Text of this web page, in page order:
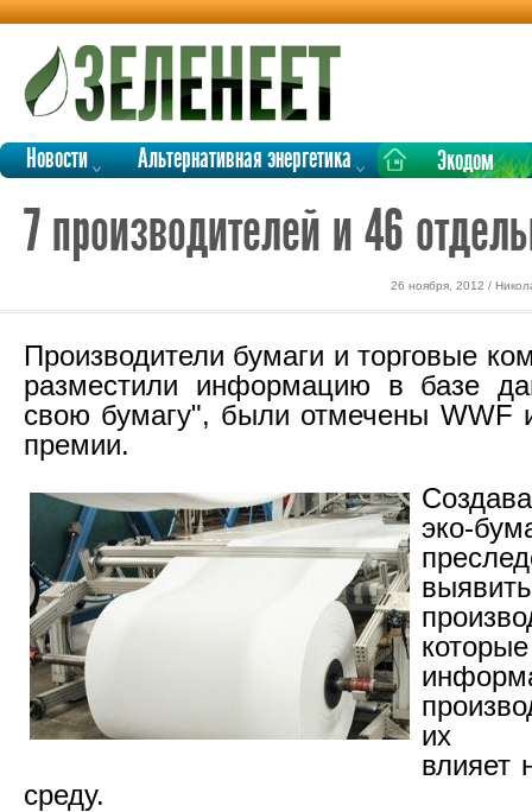
Новости Альтернативная энергетика Экодом
7 производителей и 46
26 ноября, 2012 /
Производители бумаги и торговые
разместили информацию в базе
свою бумагу", были отмечены WWF
премии.
эко-
выявить
их
влияет
среду.